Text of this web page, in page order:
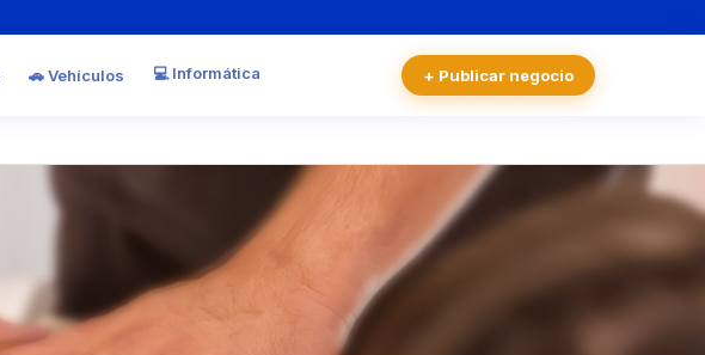
🚗 Vehículos 💻 Informática + Publicar negocio